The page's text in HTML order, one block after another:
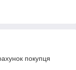
покупця